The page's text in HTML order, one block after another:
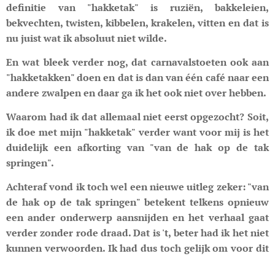
definitie van "hakketak" is ruziën, bakkeleien,
bekvechten, twisten, kibbelen, krakelen, vitten en dat is
nu juist wat ik absoluut niet wilde.
En wat bleek verder nog, dat carnavalstoeten ook aan
"hakketakken" doen en dat is dan van één café naar een
andere zwalpen en daar ga ik het ook niet over hebben.
Waarom had ik dat allemaal niet eerst opgezocht? Soit,
ik doe met mijn "hakketak" verder want voor mij is het
duidelijk een afkorting van "van de hak op de tak
springen".
Achteraf vond ik toch wel een nieuwe uitleg zeker: "van
de hak op de tak springen" betekent telkens opnieuw
een ander onderwerp aansnijden en het verhaal gaat
verder zonder rode draad. Dat is 't, beter had ik het niet
kunnen verwoorden. Ik had dus toch gelijk om voor dit